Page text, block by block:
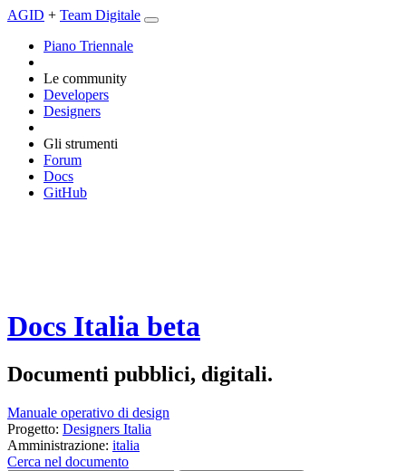
AGID + Team Digitale
Piano Triennale
Le community
Developers
Designers
Gli strumenti
Forum
Docs
GitHub
Docs Italia beta
Documenti pubblici, digitali.
Manuale operativo di design
Progetto: Designers Italia
Amministrazione: italia
Cerca nel documento